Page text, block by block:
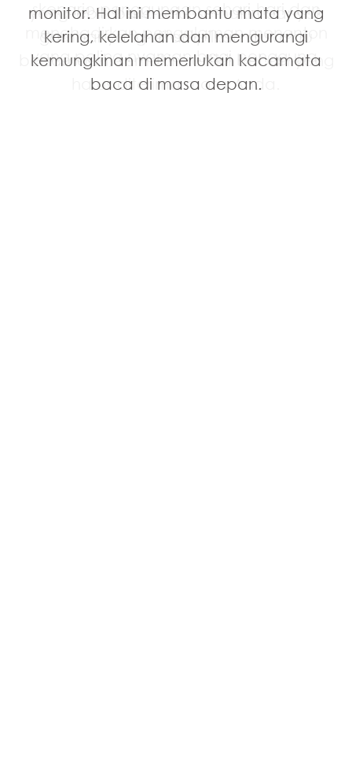
monitor. Hal ini membantu mata yang
kering, kelelahan dan mengurangi
kemungkinan memerlukan kacamata
baca di masa depan.
skenario penggunaan sehari-hari dan
menghadirkan pengalaman menonton
yang paling nyaman bagi pengguna.
yang lebih baik. Lalu, semakin banyak
gambar yang ditampilkan di waktu
bersamaan, semakin sedikit beban yang
harus diterima mata Anda.